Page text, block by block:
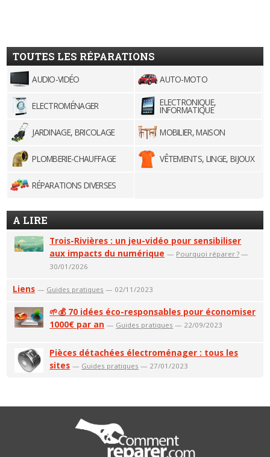
TOUTES LES RÉPARATIONS
AUDIO-VIDÉO AUTO-MOTO
ELECTROMÉNAGER ELECTRONIQUE,
INFORMATIQUE
JARDINAGE, BRICOLAGE
MOBILIER, MAISON
PLOMBERIE-CHAUFFAGE VÊTEMENTS, LINGE, BIJOUX
RÉPARATIONS DIVERSES
A LIRE
Trois-Rivières : un jeu-vidéo pour sensibiliser
aux impacts du numérique — Pourquoi réparer ? —
30/01/2026
Liens — Guides pratiques — 02/11/2023
🌱💰 70 idées éco-responsables pour économiser
1000€ par an — Guides pratiques — 22/09/2023
Pièces détachées électroménager : tous les
sites — Guides pratiques — 27/01/2023